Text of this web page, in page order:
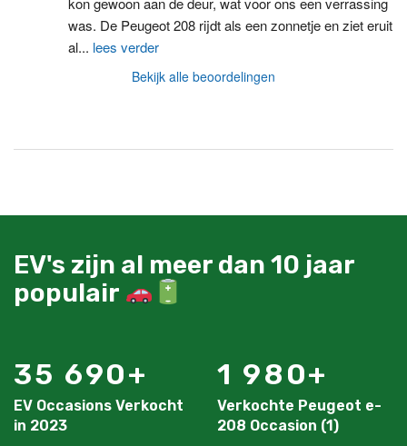
was. De Peugeot 208 rijdt als een zonnetje en ziet eruit
al... lees verder
Bekijk alle beoordelingen
EV's zijn al meer dan 10 jaar
populair
35 690
EV Occasions Verkocht
in 2023
1 980
Verkochte Peugeot e-
208 Occasion (1)